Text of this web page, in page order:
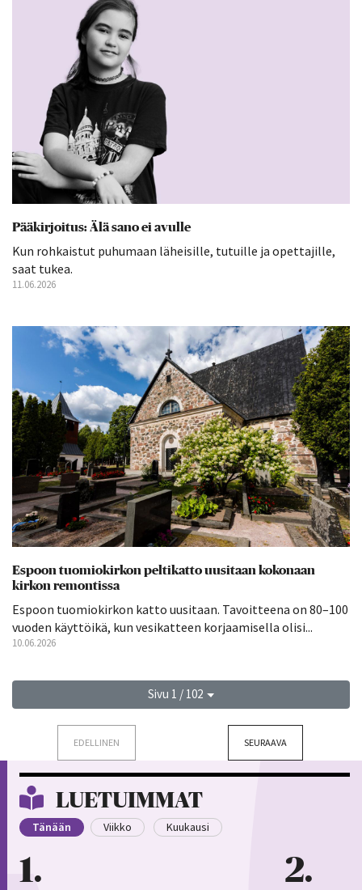
Pääkirjoitus: Älä sano ei avulle
Kun rohkaistut puhumaan läheisille, tutuille ja opettajille,
saat tukea.
11.06.2026
Espoon tuomiokirkon peltikatto uusitaan kokonaan
kirkon remontissa
Espoon tuomiokirkon katto uusitaan. Tavoitteena on 80–100
vuoden käyttöikä, kun vesikatteen korjaamisella olisi...
10.06.2026
Sivu 1 / 102
EDELLINEN SEURAAVA
LUETUIMMAT
Tänään Viikko Kuukausi
1 2